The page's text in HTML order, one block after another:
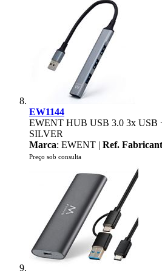
EW1144
EWENT HUB USB 3.0 3x USB
SILVER
Marca: EWENT | Ref.
Preço sob consulta